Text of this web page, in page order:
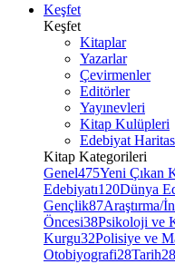
Keşfet
Keşfet
Kitaplar
Yazarlar
Çevirmenler
Editörler
Yayınevleri
Kitap Kulüpleri
Edebiyat
Kitap Kategorileri
Genel475Yeni Çıkan
Edebiyatı120Dünya
Gençlik87Araştırma/
Öncesi38Psikoloji ve
Kurgu32Polisiye ve
Otobiyografi28Tarih28